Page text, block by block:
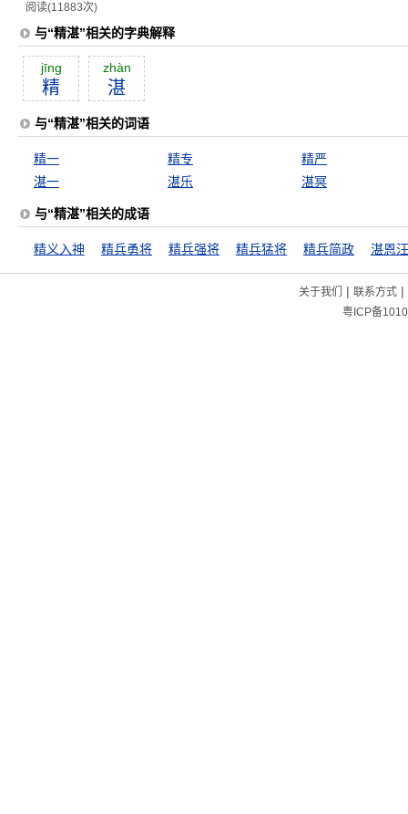
阅读(11883次)
与“精湛”相关的字典解释
jīng
精
zhàn
湛
与“精湛”相关的词语
精一 精专
精严
湛一
湛乐 湛冥
与“精湛”相关的成语
精义入神 精兵勇将 精兵强将 精兵猛将 精兵简政 湛恩
关于我们 | 联系方式|
粤ICP备